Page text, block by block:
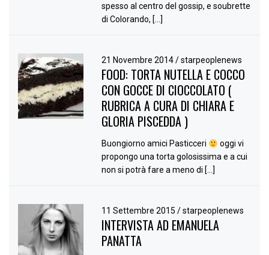
spesso al centro del gossip, e soubrette
di Colorando, […]
21 Novembre 2014/ starpeoplenews
FOOD: TORTA NUTELLA E COCCO
CON GOCCE DI CIOCCOLATO (
RUBRICA A CURA DI CHIARA E
GLORIA PISCEDDA )
Buongiorno amici Pasticceri
oggi vi
propongo una torta golosissima e a cui
non si potrà fare a meno di […]
11 Settembre 2015/ starpeoplenews
INTERVISTA AD EMANUELA
PANATTA